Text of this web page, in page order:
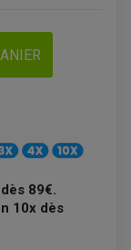
89€.
10x dès